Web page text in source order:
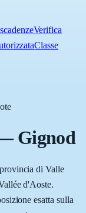
Verifica
Classe
Gignod
di Valle
d'Aoste.
esatta sulla